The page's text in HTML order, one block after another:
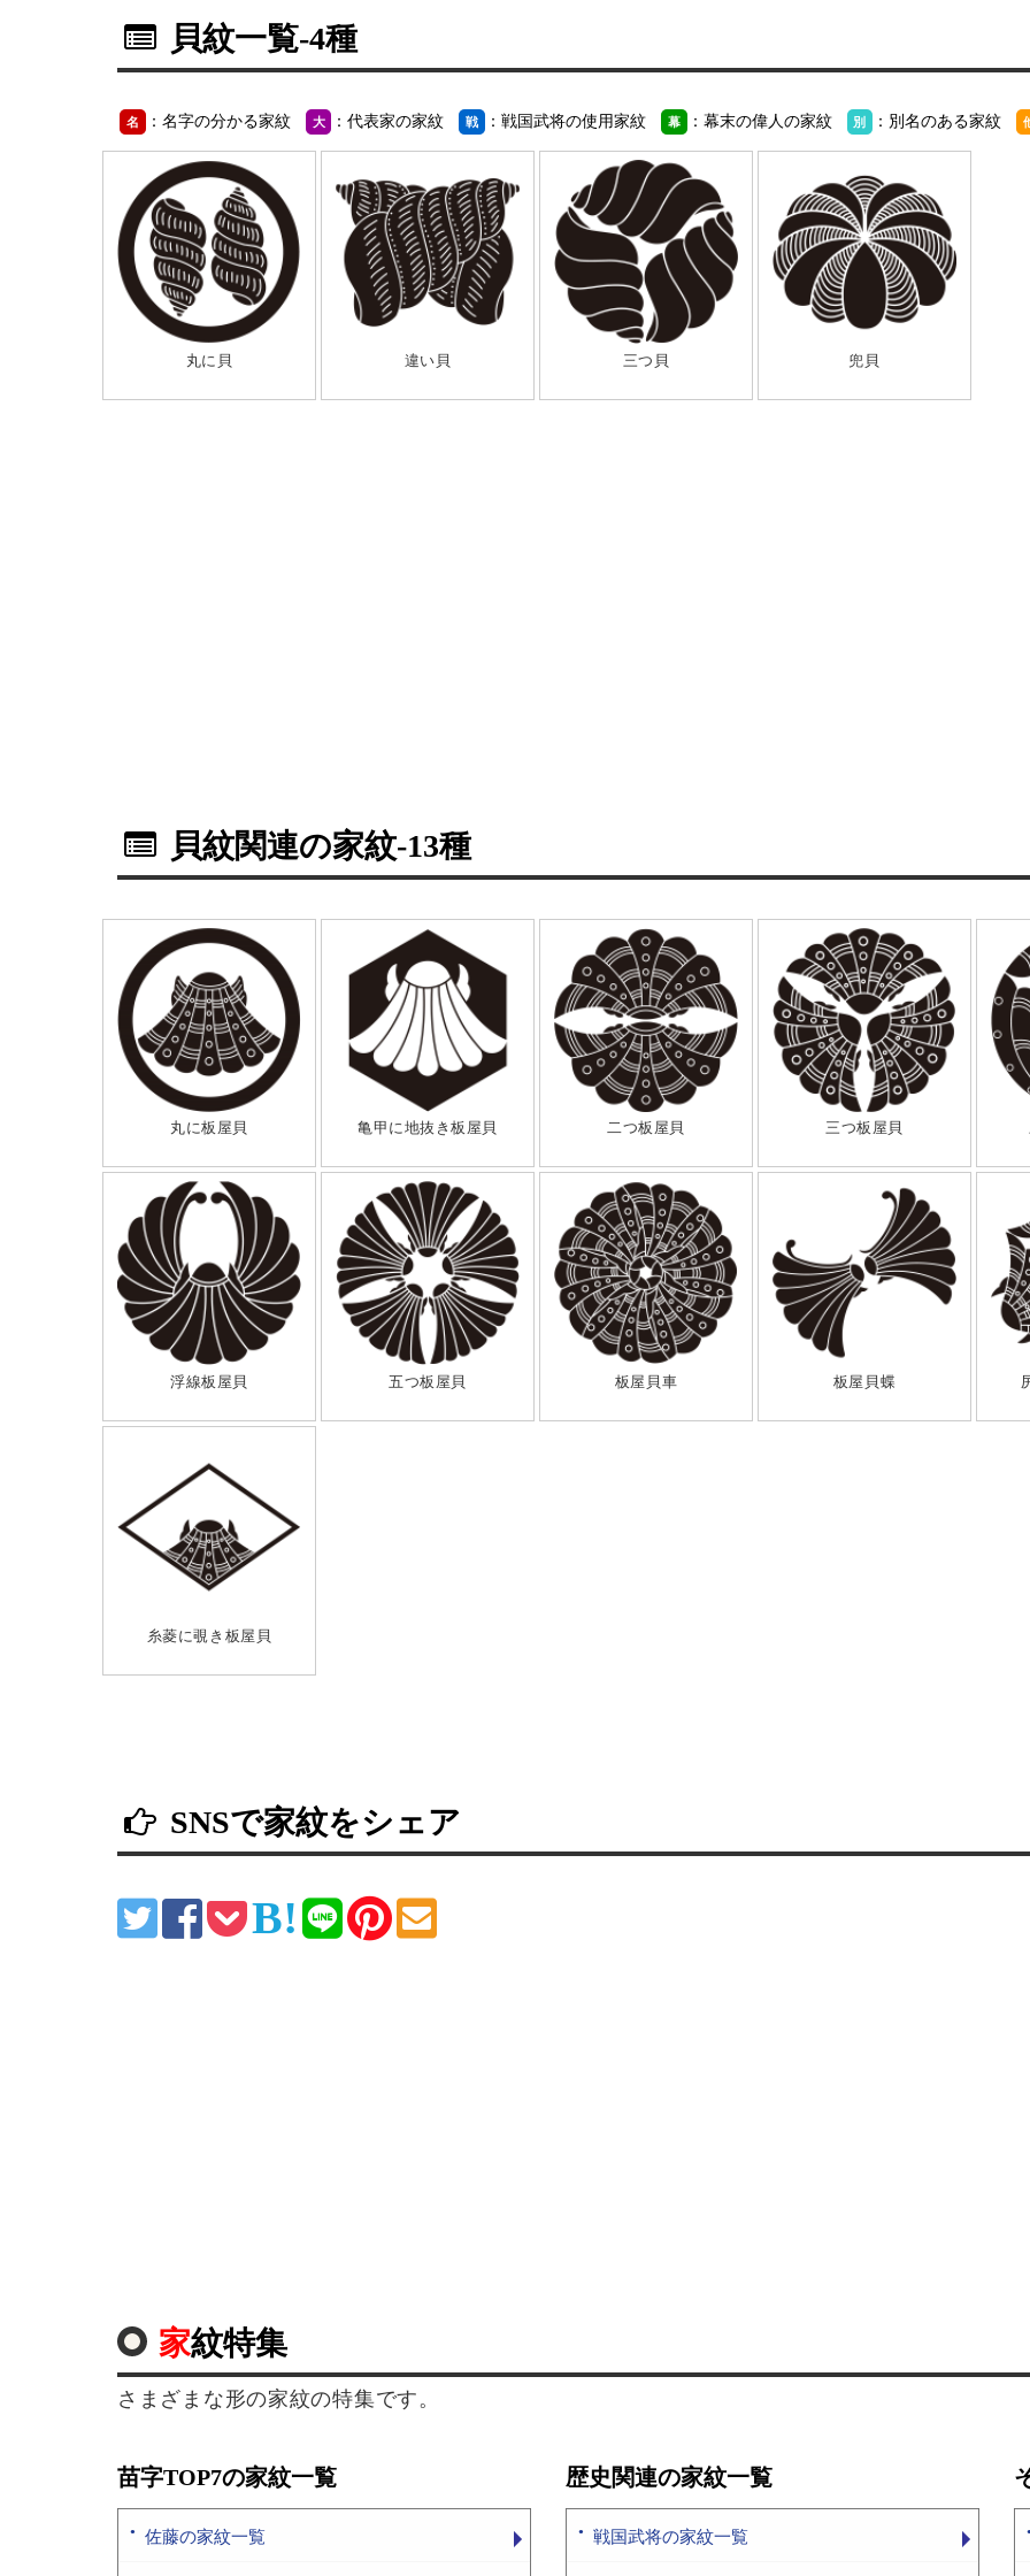
貝紋一覧-4種
名 ：名字の分かる家紋 大 ：代表家の家紋 戦 ：戦国武将の使用家紋 幕 ：幕末の偉人の家紋 別 ：別名のある家紋
丸に貝 違い貝 三つ貝 兜貝
貝紋関連の家紋-13種
丸に板屋貝 亀甲に地抜き板屋貝 二つ板屋貝 三つ板屋貝
浮線板屋貝 五つ板屋貝 板屋貝車 板屋貝蝶
糸菱に覗き板屋貝
SNSで家紋をシェア
家紋特集
さまざまな形の家紋の特集です。
苗字TOP7の家紋一覧
佐藤の家紋一覧
歴史関連の家紋一覧
戦国武将の家紋一覧